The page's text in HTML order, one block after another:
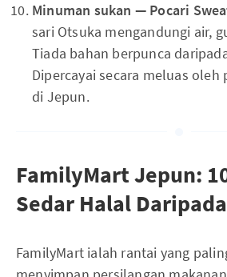
Minuman sukan — Pocari
sari Otsuka mengandungi air,
Tiada bahan berpunca
Dipercayai secara meluas oleh
di Jepun.
FamilyMart Jepun:
Sedar Halal
FamilyMart ialah rantai yang